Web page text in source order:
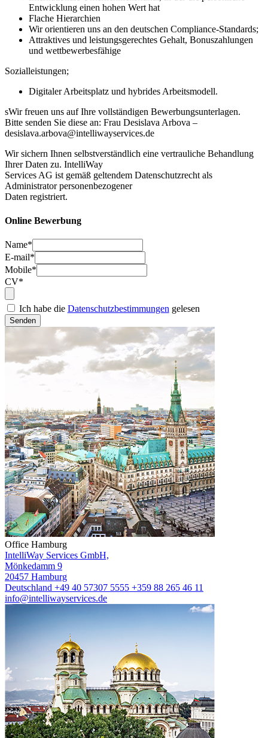
Entwicklung einen hohen Wert hat
Flache Hierarchien
Wir orientieren uns an den deutschen Compliance-Standards;
Attraktives und leistungsgerechtes Gehalt, Bonuszahlungen
und wettbewerbesfähige
Sozialleistungen;
Digitaler Arbeitsplatz und hybrides Arbeitsmodell.
sWir freuen uns auf Ihre vollständigen Bewerbungsunterlagen.
Bitte senden Sie diese an: Frau Desislava Arbova –
desislava.arbova@intelliwayservices.de
Wir sichern Ihnen selbstverständlich eine vertrauliche Behandlung
Ihrer Daten zu. IntelliWay
Services AG ist gemäß geltendem Datenschutzrecht als
Administrator personenbezogener
Daten registriert.
Online Bewerbung
Name*
E-mail*
Mobile*
CV*
Ich habe die Datenschutzbestimmungen gelesen
Senden
Office Hamburg
IntelliWay Services GmbH,
Mönkedamm 9
20457 Hamburg
Deutschland +49 40 57307 5555 +359 88 265 46 11
info@intelliwayservices.de